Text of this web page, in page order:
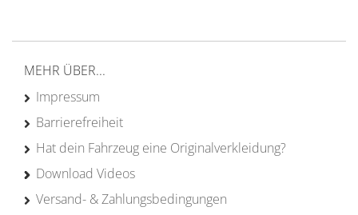
MEHR ÜBER...
Impressum
Barrierefreiheit
Hat dein Fahrzeug eine Originalverkleidung?
Download Videos
Versand- & Zahlungsbedingungen